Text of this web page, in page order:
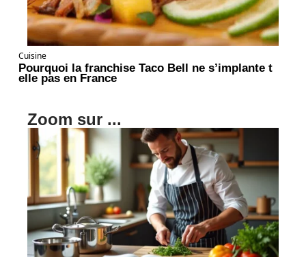
Cuisine
Pourquoi la franchise Taco Bell ne s’implante t
elle pas en France
Zoom sur ...